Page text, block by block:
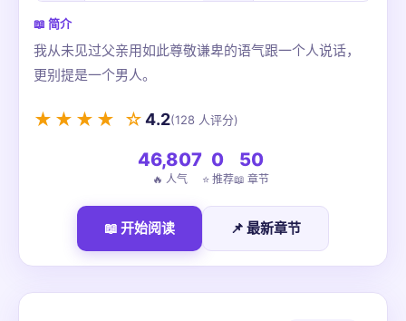
📖 简介
我从未见过父亲用如此尊敬谦卑的语气跟一个人说话，
更别提是一个男人。
★★★★ ☆4.2(128 人评分)
46,807
🔥 人气
0
⭐ 推荐
50
📖 章节
📖 开始阅读 📌 最新章节